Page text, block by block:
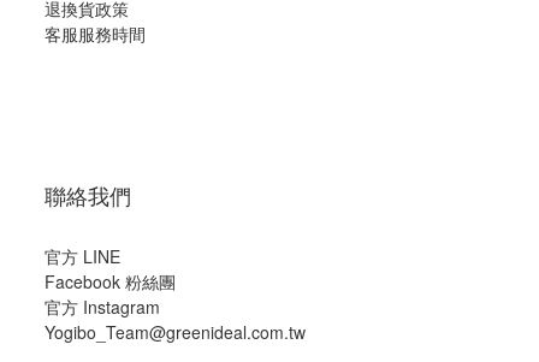
退換貨政策
客服服務時間
聯絡我們
官方 LINE
Facebook 粉絲團
官方 Instagram
Yogibo_Team@greenideal.com.tw